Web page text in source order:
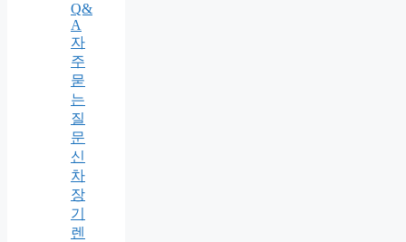
Q&
A
자
주
묻
는
질
문
신
차
장
기
렌